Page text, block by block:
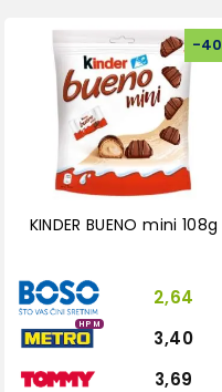
-40
KINDER BUENO mini 108g
2,64
HPM
3,40
3,69